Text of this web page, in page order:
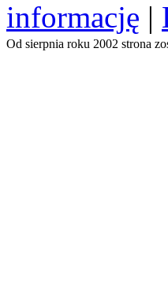
informację |
Od sierpnia roku 2002 strona